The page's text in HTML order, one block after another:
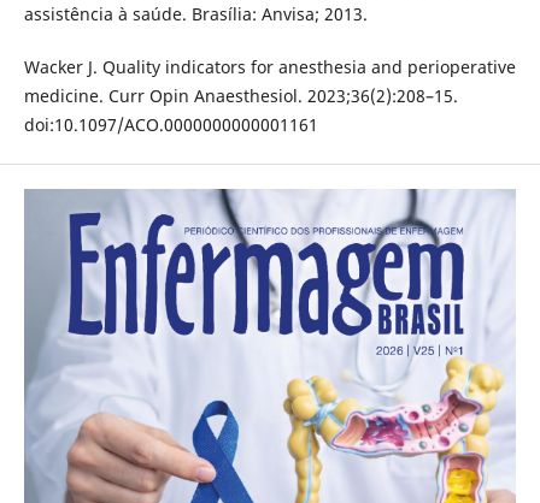
assistência à saúde. Brasília: Anvisa; 2013.
Wacker J. Quality indicators for anesthesia and perioperative
medicine. Curr Opin Anaesthesiol. 2023;36(2):208–15.
doi:10.1097/ACO.0000000000001161